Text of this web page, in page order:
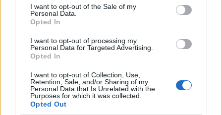
I want to opt-out of the Sale of my
Personal Data.
Opted In
I want to opt-out of processing my
Personal Data for Targeted Advertising.
Opted In
I want to opt-out of Collection, Use,
Retention, Sale, and/or Sharing of my
Personal Data that Is Unrelated with the
Purposes for which it was collected.
Opted Out
πνεύμα της χώρας μας
27 Φεβρουαρίου 2026
Γεωργιάδης: Πολλαπλά οφέλη από
τη συνεργασία δημοσίου και
ιδιωτικού τομέα
27 Φεβρουαρίου 2026